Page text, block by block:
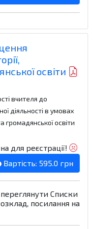
освіти
вчителя до
діяльності в умовах
громадянської освіти
для реєстрації!
Вартість: 595.0 грн
Списки
посилання на